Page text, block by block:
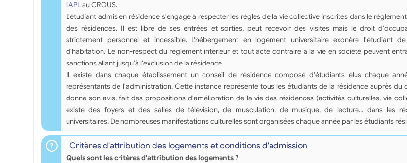
l'APLau CROUS.
L'étudiant admis en résidence s'engage à respecter les règles de la vie collective inscrites dans le
des résidences. Il est libre de ses entrées et sorties, peut recevoir des visites mais le droit
strictement personnel et incessible. L'hébergement en logement universitaire exonère l'étudiant
d'habitation. Le non-respect du règlement intérieur et tout acte contraire à la vie en société peuvent
sanctions allant jusqu'à l'exclusion de la résidence.
Il existe dans chaque établissement un conseil de résidence composé d'étudiants élus chaque
représentants de l'administration. Cette instance représente tous les étudiants de la résidence auprès du
donne son avis, fait des propositions d'amélioration de la vie des résidences (activités culturelles, vie
existe des foyers et des salles de télévision, de musculation, de musique, de lecture... dans les
universitaires. De nombreuses manifestations culturelles sont organisées chaque année par les étudiants
Critères d'attribution des logements et conditions d'admission
Quels sont les critères d'attribution des logements ?